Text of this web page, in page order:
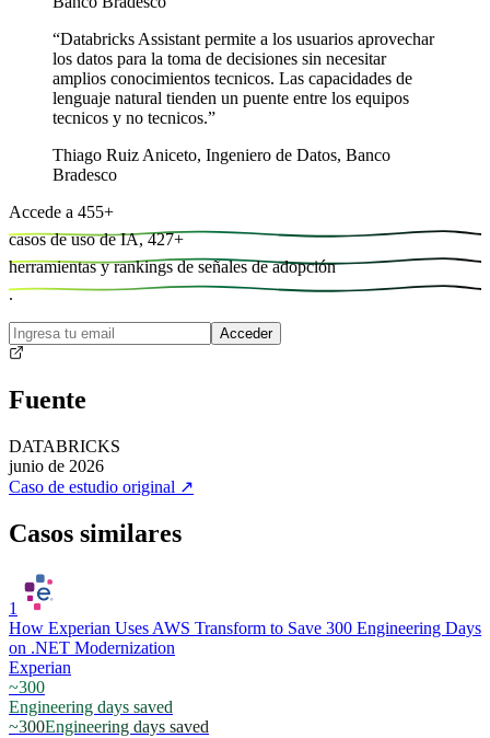
“Databricks Assistant permite a los usuarios aprovechar
los datos para la toma de decisiones sin necesitar
amplios conocimientos tecnicos. Las capacidades de
lenguaje natural tienden un puente entre los equipos
tecnicos y no tecnicos.”
Thiago Ruiz Aniceto, Ingeniero de Datos, Banco
Bradesco
Accede a 455+
casos de uso de IA, 427+
herramientas y rankings de señales de adopción
.
Acceder
Fuente
DATABRICKS
junio de 2026
Caso de estudio original ↗
Casos similares
1
How Experian Uses AWS Transform to Save 300 Engineering Days
on .NET Modernization
Experian
~300
Engineering days saved
~300Engineering days saved